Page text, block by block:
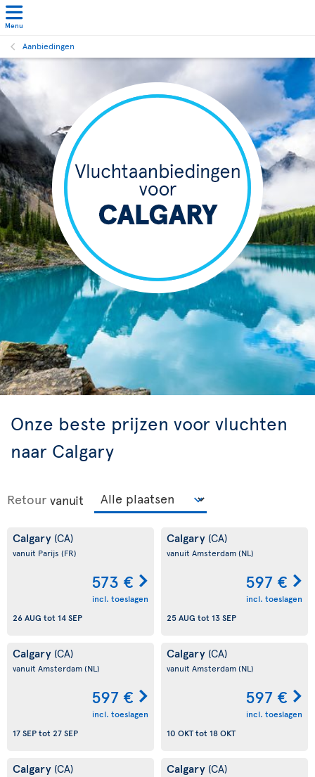
Menu
Aanbiedingen
Onze beste prijzen voor vluchten
naar Calgary
Retour vanuit
Calgary (CA)
vanuit Parijs (FR)
573 €
incl. toeslagen
26 AUG tot 14 SEP
Calgary (CA)
vanuit Amsterdam(NL)
597 €
incl. toeslagen
25 AUG tot 13 SEP
Calgary (CA)
vanuit Amsterdam(NL)
597 €
incl. toeslagen
17 SEPtot 27 SEP
Calgary (CA)
vanuit Amsterdam(NL)
597 €
incl. toeslagen
10 OKTtot 18 OKT
Calgary (CA) Calgary (CA)